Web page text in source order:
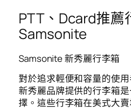
PTT、Dcard推薦
Samsonite
Samsonite 新秀麗行李箱
對於追求輕便和容量的使
新秀麗品牌提供的行李箱
擇。這些行李箱在美式大